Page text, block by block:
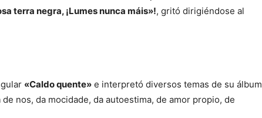
terra negra, ¡Lumes nunca máis»!, gritó dirigiéndose al
«Caldo quente» e interpretó diversos temas de su álbum
nos, da mocidade, da autoestima, de amor propio, de